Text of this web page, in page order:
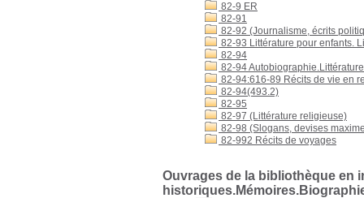
82-9 ER
82-91
82-92 (Journalisme, écrits
82-93 Littérature pour enfants.
82-94
82-94 Autobiographie.Littérature
82-94:616-89 Récits de vie en
82-94(493.2)
82-95
82-97 (Littérature religieuse)
82-98 (Slogans, devises
82-992 Récits de voyages
Ouvrages de la bibliothèque en